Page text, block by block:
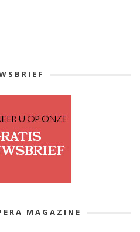
MAGAZINE